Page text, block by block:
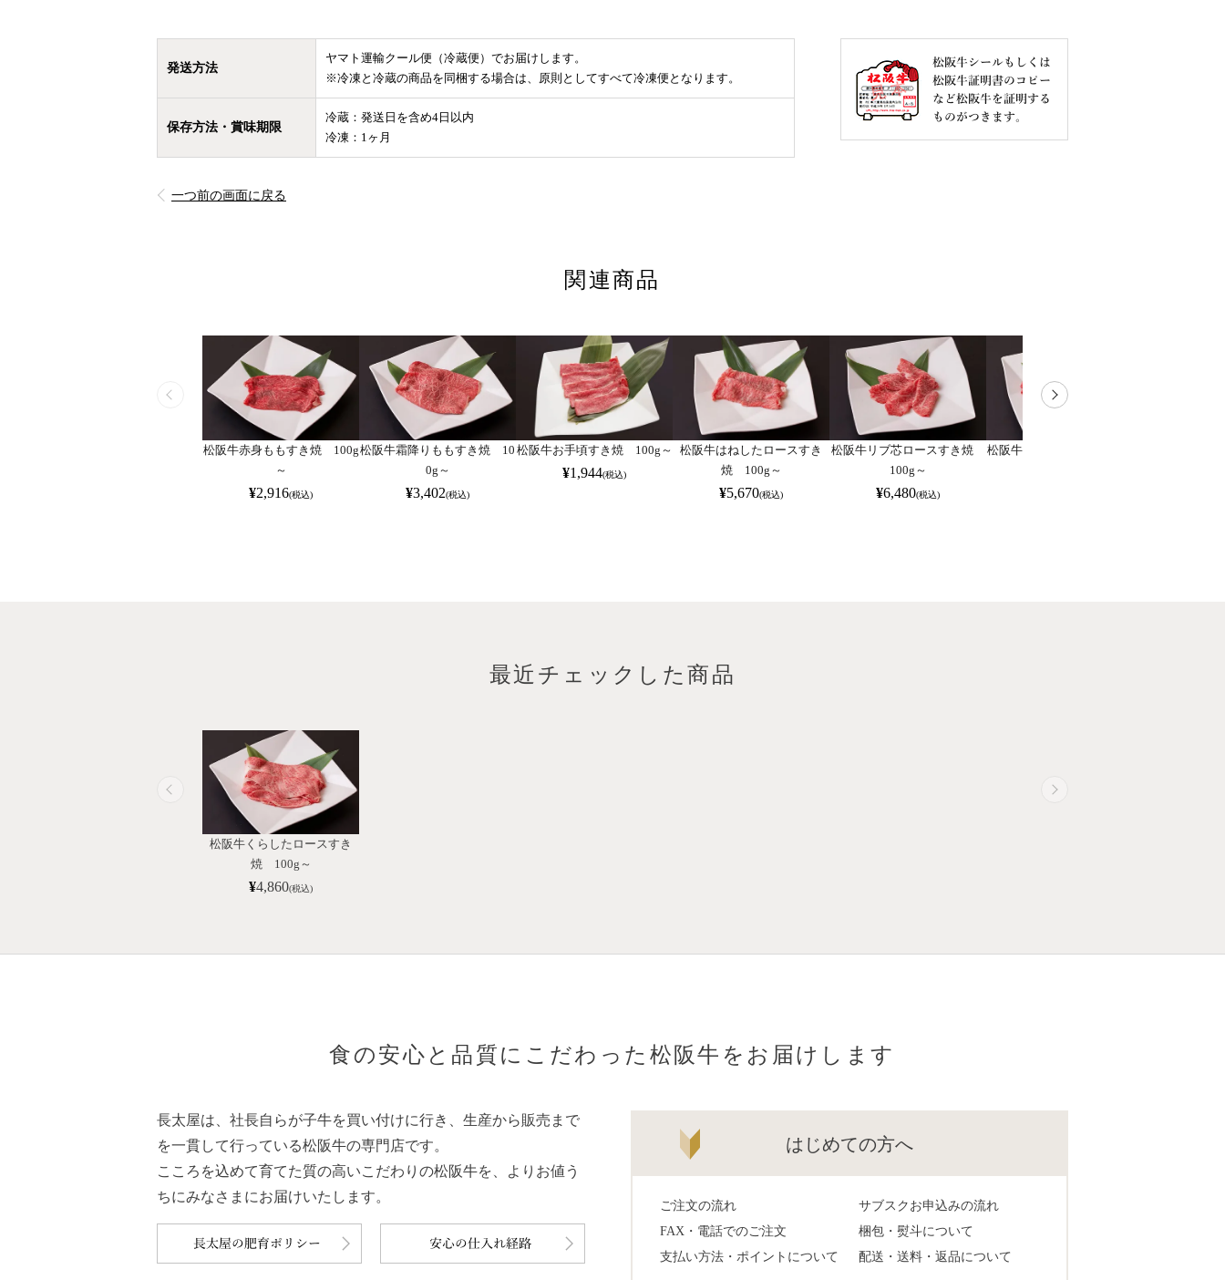
発送方法
ヤマト運輸クール便（冷蔵便）でお届けします。
※冷凍と冷蔵の商品を同梱する場合は、原則としてすべて冷凍便となります。
保存方法・賞味期限
冷蔵：発送日を含め4日以内
冷凍：1ヶ月
一つ前の画面に戻る
関連商品
松阪牛赤身ももすき焼 100g
～
¥2,916(税込)
松阪牛霜降りももすき焼 10
0g～
¥3,402(税込)
松阪牛お手頃すき焼 100g～
¥1,944(税込)
松阪牛はねしたロースすき
焼 100g～
¥5,670(税込)
松阪牛リブ芯ロースすき焼
100g～
¥6,480(税込)
松阪牛ももバラすき焼 100g
最近チェックした商品
松阪牛くらしたロースすき
焼 100g～
¥4,860(税込)
食の安心と品質にこだわった松阪牛をお届けします
長太屋は、社長自らが子牛を買い付けに行き、生産から販売まで
を一貫して行っている松阪牛の専門店です。
こころを込めて育てた質の高いこだわりの松阪牛を、よりお値う
ちにみなさまにお届けいたします。
はじめての方へ
ご注文の流れ
サブスクお申込みの流れ
FAX・電話でのご注文
梱包・熨斗について
支払い方法・ポイントについて
配送・送料・返品について